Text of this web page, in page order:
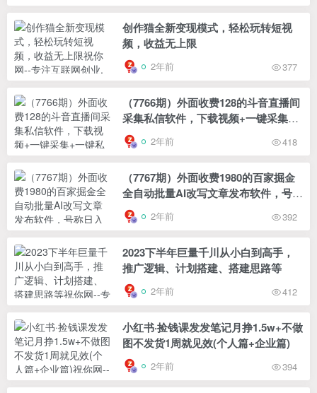
创作猫全新变现模式，轻松玩转短视
频，收益无上限
2年前 377
（7766期）外面收费128的斗音直播间
采集私信软件，下载视频+一键采集
+一键私信【采…
2年前 418
（7767期）外面收费1980的百家掘金
全自动批量AI改写文章发布软件，号称
日入800+【…
2年前 392
2023下半年巨量千川从小白到高手，
推广逻辑、计划搭建、搭建思路等
2年前 412
小红书·捡钱课发发笔记月挣1.5w+不做
图不发货1周就见效(个人篇+企业篇)
2年前 394